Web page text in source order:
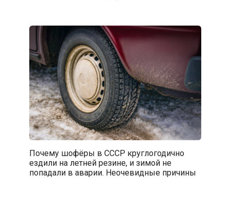
Почему шофёры в СССР круглогодично
ездили на летней резине, и зимой не
попадали в аварии. Неочевидные причины